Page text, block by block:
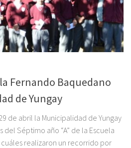
Fernando Baquedano
de Yungay
de abril la Municipalidad de Yungay
Séptimo año “A” de la Escuela
realizaron un recorrido por